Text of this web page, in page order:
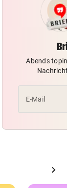
Abends
E-Mail
chevron_right